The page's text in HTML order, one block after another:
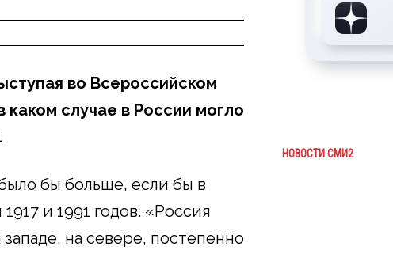
во Всероссийском
случае в России могло
бы больше, если бы в
и 1991 годов. «Россия
на севере, постепенно
НОВОСТИ СМИ2